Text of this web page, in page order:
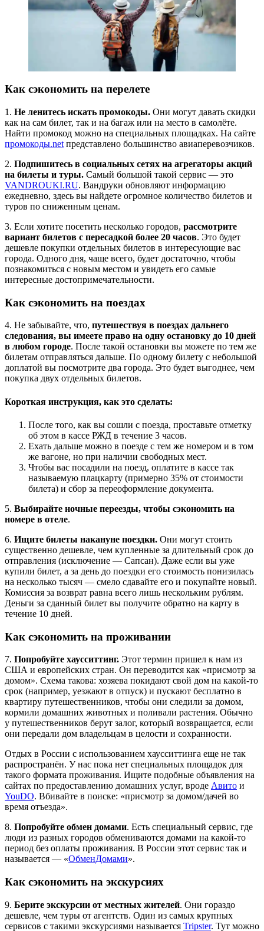
Как сэкономить на перелете
1. Не ленитесь искать промокоды. Они могут давать скидки
как на сам билет, так и на багаж или на место в самолёте.
Найти промокод можно на специальных площадках. На сайте
промокоды.net представлено большинство авиаперевозчиков.
2. Подпишитесь в социальных сетях на агрегаторы акций
на билеты и туры. Самый большой такой сервис — это
VANDROUKI.RU. Вандруки обновляют информацию
ежедневно, здесь вы найдете огромное количество билетов и
туров по сниженным ценам.
3. Если хотите посетить несколько городов, рассмотрите
вариант билетов с пересадкой более 20 часов. Это будет
дешевле покупки отдельных билетов в интересующие вас
города. Одного дня, чаще всего, будет достаточно, чтобы
познакомиться с новым местом и увидеть его самые
интересные достопримечательности.
Как сэкономить на поездах
4. Не забывайте, что, путешествуя в поездах дальнего
следования, вы имеете право на одну остановку до 10 дней
в любом городе. После такой остановки вы можете по тем же
билетам отправляться дальше. По одному билету с небольшой
доплатой вы посмотрите два города. Это будет выгоднее, чем
покупка двух отдельных билетов.
Короткая инструкция, как это сделать:
После того, как вы сошли с поезда, проставьте отметку
об этом в кассе РЖД в течение 3 часов.
Ехать дальше можно в поезде с тем же номером и в том
же вагоне, но при наличии свободных мест.
Чтобы вас посадили на поезд, оплатите в кассе так
называемую плацкарту (примерно 35% от стоимости
билета) и сбор за переоформление документа.
5. Выбирайте ночные переезды, чтобы сэкономить на
номере в отеле.
6. Ищите билеты накануне поездки. Они могут стоить
существенно дешевле, чем купленные за длительный срок до
отправления (исключение — Сапсан). Даже если вы уже
купили билет, а за день до поездки его стоимость понизилась
на несколько тысяч — смело сдавайте его и покупайте новый.
Комиссия за возврат равна всего лишь нескольким рублям.
Деньги за сданный билет вы получите обратно на карту в
течение 10 дней.
Как сэкономить на проживании
7. Попробуйте хаусситтинг. Этот термин пришел к нам из
США и европейских стран. Он переводится как «присмотр за
домом». Схема такова: хозяева покидают свой дом на какой-то
срок (например, уезжают в отпуск) и пускают бесплатно в
квартиру путешественников, чтобы они следили за домом,
кормили домашних животных и поливали растения. Обычно
у путешественников берут залог, который возвращается, если
они передали дом владельцам в целости и сохранности.
Отдых в России с использованием хаусситтинга еще не так
распространён. У нас пока нет специальных площадок для
такого формата проживания. Ищите подобные объявления на
сайтах по предоставлению домашних услуг, вроде Авито и
YouDO. Вбивайте в поиске: «присмотр за домом/дачей во
время отъезда».
8. Попробуйте обмен домами. Есть специальный сервис, где
люди из разных городов обмениваются домами на какой-то
период без оплаты проживания. В России этот сервис так и
называется — «ОбменДомами».
Как сэкономить на экскурсиях
9. Берите экскурсии от местных жителей. Они гораздо
дешевле, чем туры от агентств. Один из самых крупных
сервисов с такими экскурсиями называется Tripster. Тут можно